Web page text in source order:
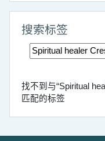
搜索标签
搜索标签
找不到与“Spiritual
匹配的标签